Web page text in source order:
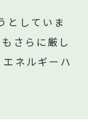
としていま
さらに厳し
ネルギーハ